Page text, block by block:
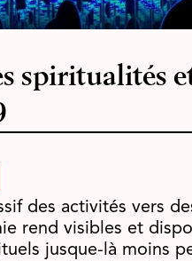
spiritualités
des activités vers
rend visibles et
jusque-là moins